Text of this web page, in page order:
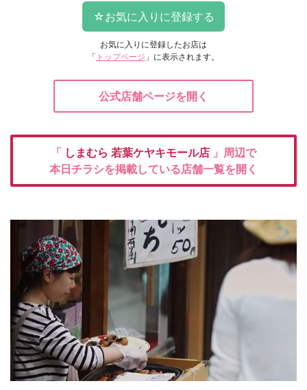
お気に入りに登録したお店は
「 トップページ 」に表示されます。
公式店舗ページを開く
「 しまむら 若葉ケヤキモール店 」周辺で
本日チラシを掲載している店舗一覧を開く